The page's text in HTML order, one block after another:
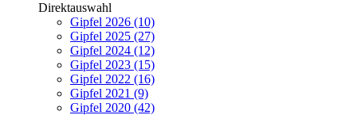
Direktauswahl
Gipfel 2026 (10)
Gipfel 2025 (27)
Gipfel 2024 (12)
Gipfel 2023 (15)
Gipfel 2022 (16)
Gipfel 2021 (9)
Gipfel 2020 (42)